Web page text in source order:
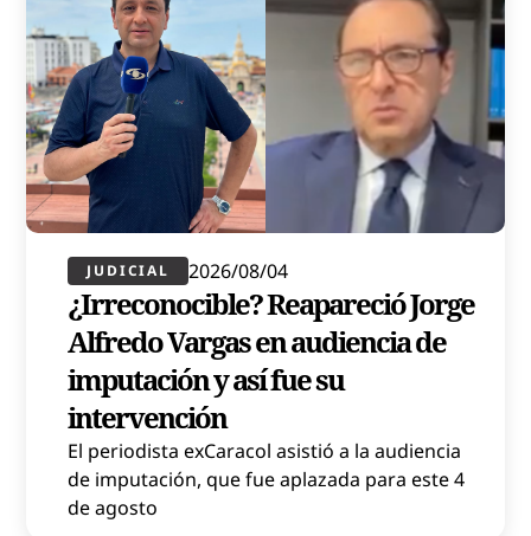
JUDICIAL 2026/08/04
¿Irreconocible? Reapareció Jorge
Alfredo Vargas en audiencia de
imputación y así fue su
intervención
El periodista exCaracol asistió a la audiencia
de imputación, que fue aplazada para este 4
de agosto